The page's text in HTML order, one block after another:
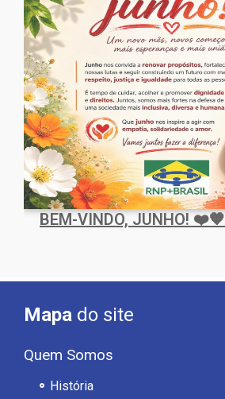
BEM-VINDO, JUNHO! ❤️🧡
Mapa do site
Quem Somos
História